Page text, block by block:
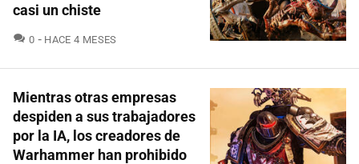
casi un chiste
0 COMENTARIOS
HACE 4 MESES
Mientras otras empresas
despiden a sus trabajadores
por la IA, los creadores de
Warhammer han prohibido